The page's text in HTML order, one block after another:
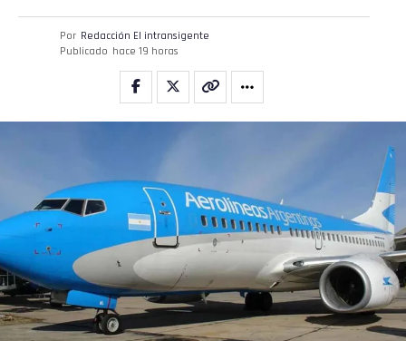
Por Redacción El intransigente
Publicado hace 19 horas